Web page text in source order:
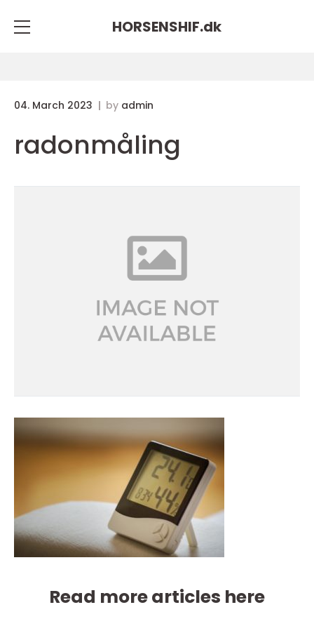
HORSENSHIF.dk
04. March 2023 by admin
radonmåling
Read more articles here